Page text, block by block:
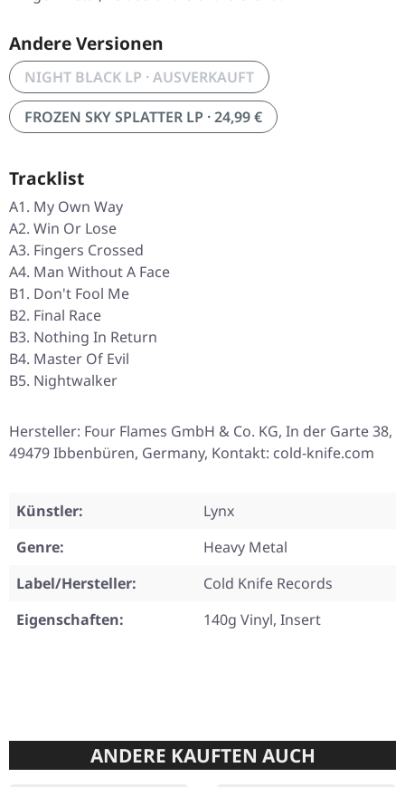
Andere Versionen
NIGHT BLACK LP · AUSVERKAUFT
FROZEN SKY SPLATTER LP · 24,99 €
Tracklist
A1. My Own Way
A2. Win Or Lose
A3. Fingers Crossed
A4. Man Without A Face
B1. Don't Fool Me
B2. Final Race
B3. Nothing In Return
B4. Master Of Evil
B5. Nightwalker
Hersteller: Four Flames GmbH & Co. KG, In der Garte 38,
49479 Ibbenbüren, Germany, Kontakt: cold-knife.com
Künstler:
Lynx
Genre:
Heavy Metal
Label/Hersteller:
Cold Knife Records
Eigenschaften:
140g Vinyl, Insert
ANDERE KAUFTEN AUCH